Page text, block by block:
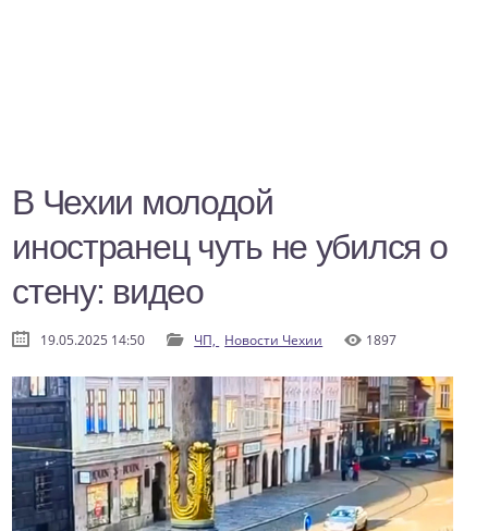
В Чехии молодой
иностранец чуть не убился о
стену: видео
19.05.2025 14:50 ЧП, Новости Чехии 1897